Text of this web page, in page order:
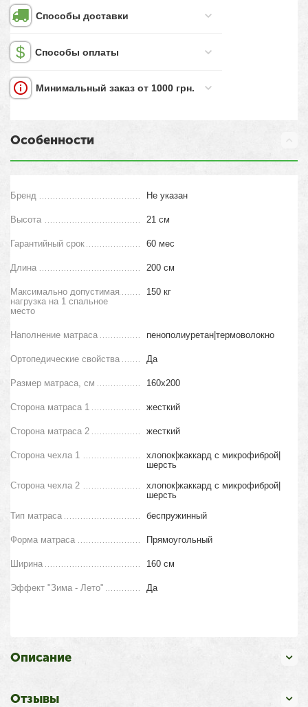
Способы доставки
Способы оплаты
Минимальный заказ от 1000 грн.
Особенности
Бренд Не указан
Высота 21 см
Гарантийный срок 60 мес
Длина 200 см
Максимально допустимая
нагрузка на 1 спальное
место
150 кг
Наполнение матраса пенополиуретан|термоволокно
Ортопедические свойства Да
Размер матраса, см 160х200
Сторона матраса 1 жесткий
Сторона матраса 2 жесткий
Сторона чехла 1
хлопок|жаккард с микрофиброй|
шерсть
Сторона чехла 2
хлопок|жаккард с микрофиброй|
шерсть
Тип матраса
беспружинный
Форма матраса Прямоугольный
Ширина 160 см
Эффект "Зима - Лето" Да
Описание
Отзывы